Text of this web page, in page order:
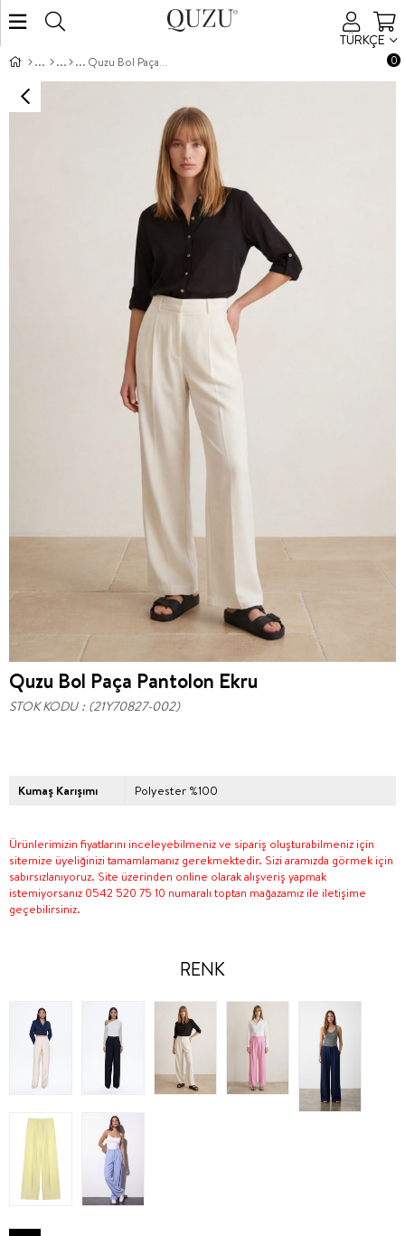
TÜRKÇE
0
Quzu Bol Paça Pantolon Ekru
Quzu Bol Paça Pantolon Ekru
STOK KODU (21Y70827-002)
Kumaş Karışımı Polyester %100
Ürünlerimizin fiyatlarını inceleyebilmeniz ve sipariş oluşturabilmeniz için
sitemize üyeliğinizi tamamlamanız gerekmektedir. Sizi aramızda görmek için
sabırsızlanıyoruz. Site üzerinden online olarak alışveriş yapmak
istemiyorsanız 0542 520 75 10 numaralı toptan mağazamız ile iletişime
geçebilirsiniz.
RENK